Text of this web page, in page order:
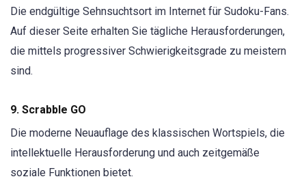
Die endgültige Sehnsuchtsort im Internet für Sudoku-Fans.
Auf dieser Seite erhalten Sie tägliche Herausforderungen,
die mittels progressiver Schwierigkeitsgrade zu meistern
sind.
9. Scrabble GO
Die moderne Neuauflage des klassischen Wortspiels, die
intellektuelle Herausforderung und auch zeitgemäße
soziale Funktionen bietet.